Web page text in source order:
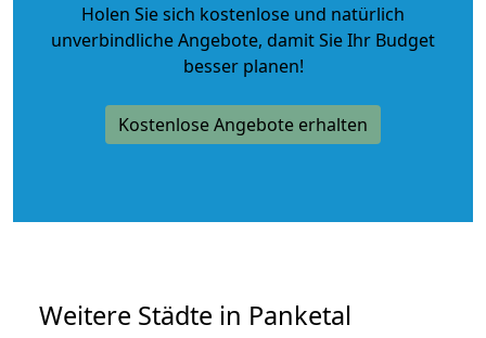
Holen Sie sich kostenlose und natürlich
unverbindliche Angebote, damit Sie Ihr Budget
besser planen!
Kostenlose Angebote erhalten
Weitere Städte in Panketal